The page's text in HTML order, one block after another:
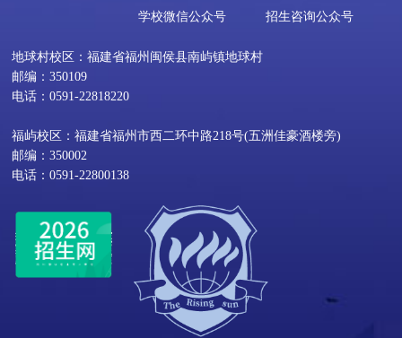
学校微信公众号 招生咨询公众号
地球村校区：福建省福州闽侯县南屿镇地球村
邮编：350109
电话：0591-22818220
福屿校区：福建省福州市西二环中路218号(五洲佳豪酒楼旁)
邮编：350002
电话：0591-22800138